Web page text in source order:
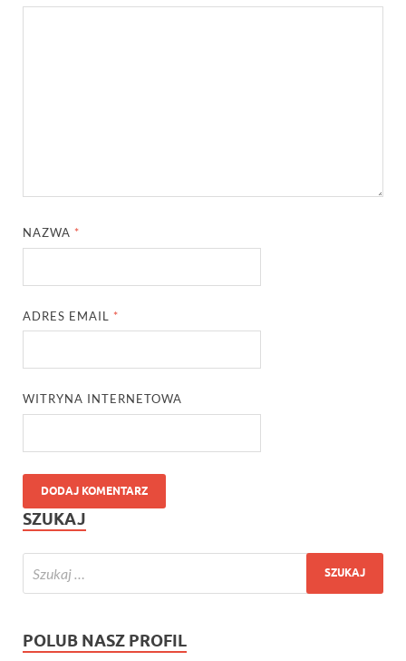
NAZWA *
ADRES EMAIL *
WITRYNA INTERNETOWA
SZUKAJ
POLUB NASZ PROFIL